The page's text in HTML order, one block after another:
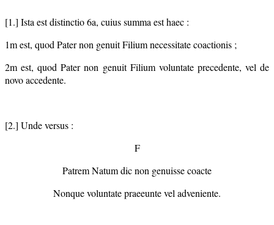
[1.] Ista est distinctio 6a, cuius summa est haec :
1m est, quod Pater non genuit Filium necessitate coactionis ;
2m est, quod Pater non genuit Filium voluntate precedente, vel de
novo accedente.
[2.] Unde versus :
F
Patrem Natum dic non genuisse coacte
Nonque voluntate praeeunte vel adveniente.